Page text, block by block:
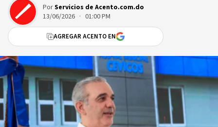
PorServicios de Acento.com.do
13/06/2026 · 01:00 PM
AGREGAR ACENTO EN